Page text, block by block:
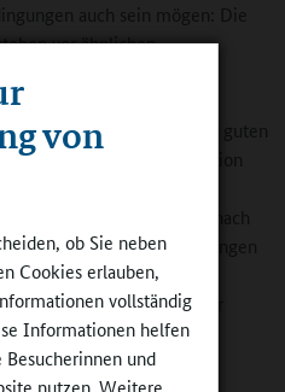
von
ob Sie neben
Cookies erlauben,
vollständig
Informationen helfen
und
nutzen. Weitere
auch sein mögen: Die
vor ähnlichen
gleichen Fragen.“
Austausch über die vielen guten
bereits gibt. Diese Publikation
auch als Einladung zu
und stets aufs Neue nach
aktuellen Herausforderungen
Wichmann,
der DKJS und Autorin der